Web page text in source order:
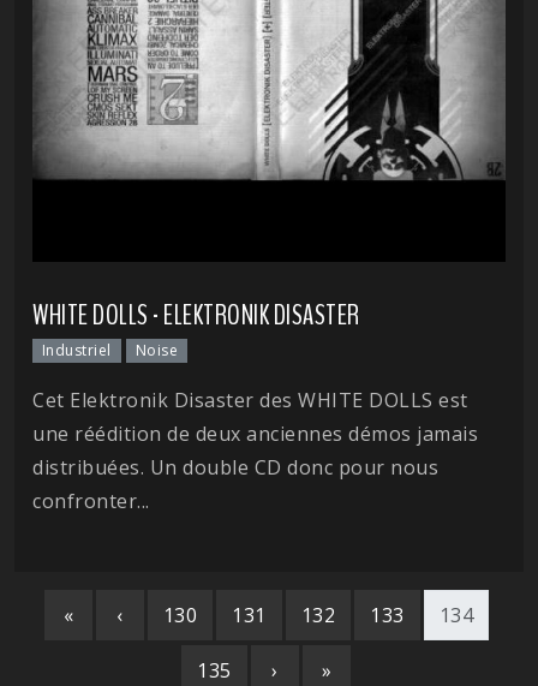
WHITE DOLLS - ELEKTRONIK DISASTER
Industriel Noise
Cet Elektronik Disaster des WHITE DOLLS est
une réédition de deux anciennes démos jamais
distribuées. Un double CD donc pour nous
confronter...
« ‹ 130 131 132 133 134
135 › »